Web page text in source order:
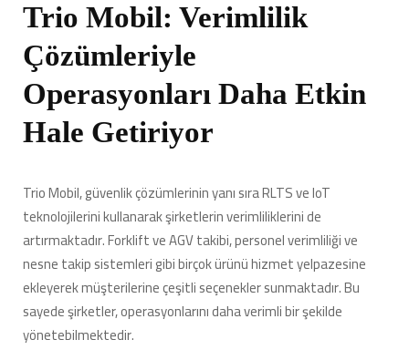
Trio Mobil: Verimlilik
Çözümleriyle
Operasyonları Daha Etkin
Hale Getiriyor
Trio Mobil, güvenlik çözümlerinin yanı sıra RLTS ve IoT
teknolojilerini kullanarak şirketlerin verimliliklerini de
artırmaktadır. Forklift ve AGV takibi, personel verimliliği ve
nesne takip sistemleri gibi birçok ürünü hizmet yelpazesine
ekleyerek müşterilerine çeşitli seçenekler sunmaktadır. Bu
sayede şirketler, operasyonlarını daha verimli bir şekilde
yönetebilmektedir.